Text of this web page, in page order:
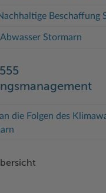
Beschaffung
Stormarn
die Folgen des